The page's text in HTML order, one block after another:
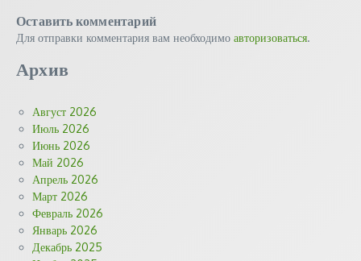
Оставить комментарий
Для отправки комментария вам необходимо авторизоваться.
Архив
Август 2026
Июль 2026
Июнь 2026
Май 2026
Апрель 2026
Март 2026
Февраль 2026
Январь 2026
Декабрь 2025